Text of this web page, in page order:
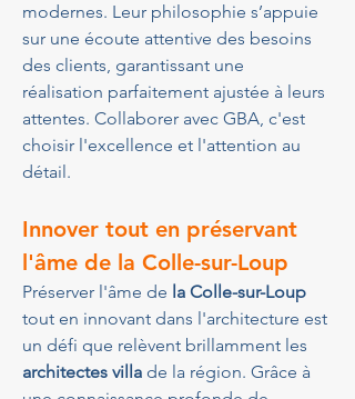
modernes. Leur philosophie s’appuie
sur une écoute attentive des besoins
des clients, garantissant une
réalisation parfaitement ajustée à leurs
attentes. Collaborer avec GBA, c'est
choisir l'excellence et l'attention au
détail.
Innover tout en préservant
l'âme de la Colle-sur-Loup
Préserver l'âme de la Colle-sur-Loup
tout en innovant dans l'architecture est
un défi que relèvent brillamment les
architectes villa de la région. Grâce à